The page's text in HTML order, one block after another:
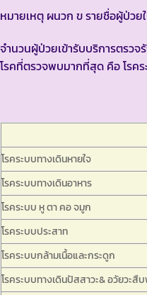
หมายเหตุ ผนวก ข รายชื่อผู้ป่วยใ
จำนวนผู้ป่วยเข้ารับบริการตรวจ
โรคที่ตรวจพบมากที่สุด คือ โรค
โรคระบบทางเดินหายใจ
โรคระบบทางเดินอาหาร
โรคระบบ หู ตา คอ จมูก
โรคระบบประสาท
โรคระบบกล้ามเนื้อและกระดูก
โรคระบบทางเดินปัสสาวะ& อวัยวะสื